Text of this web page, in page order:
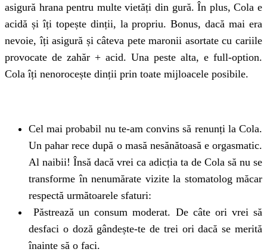
asigură hrana pentru multe vietăți din gură. În plus, Cola e
acidă și îți topește dinții, la propriu. Bonus, dacă mai era
nevoie, îți asigură și câteva pete maronii asortate cu cariile
provocate de zahăr + acid. Una peste alta, e full-option.
Cola îți nenorocește dinții prin toate mijloacele posibile.
Cel mai probabil nu te-am convins să renunți la Cola.
Un pahar rece după o masă nesănătoasă e orgasmatic.
Al naibii! Însă dacă vrei ca adicția ta de Cola să nu se
transforme în nenumărate vizite la stomatolog măcar
respectă următoarele sfaturi:
Păstrează un consum moderat. De câte ori vrei să
desfaci o doză gândește-te de trei ori dacă se merită
înainte să o faci.